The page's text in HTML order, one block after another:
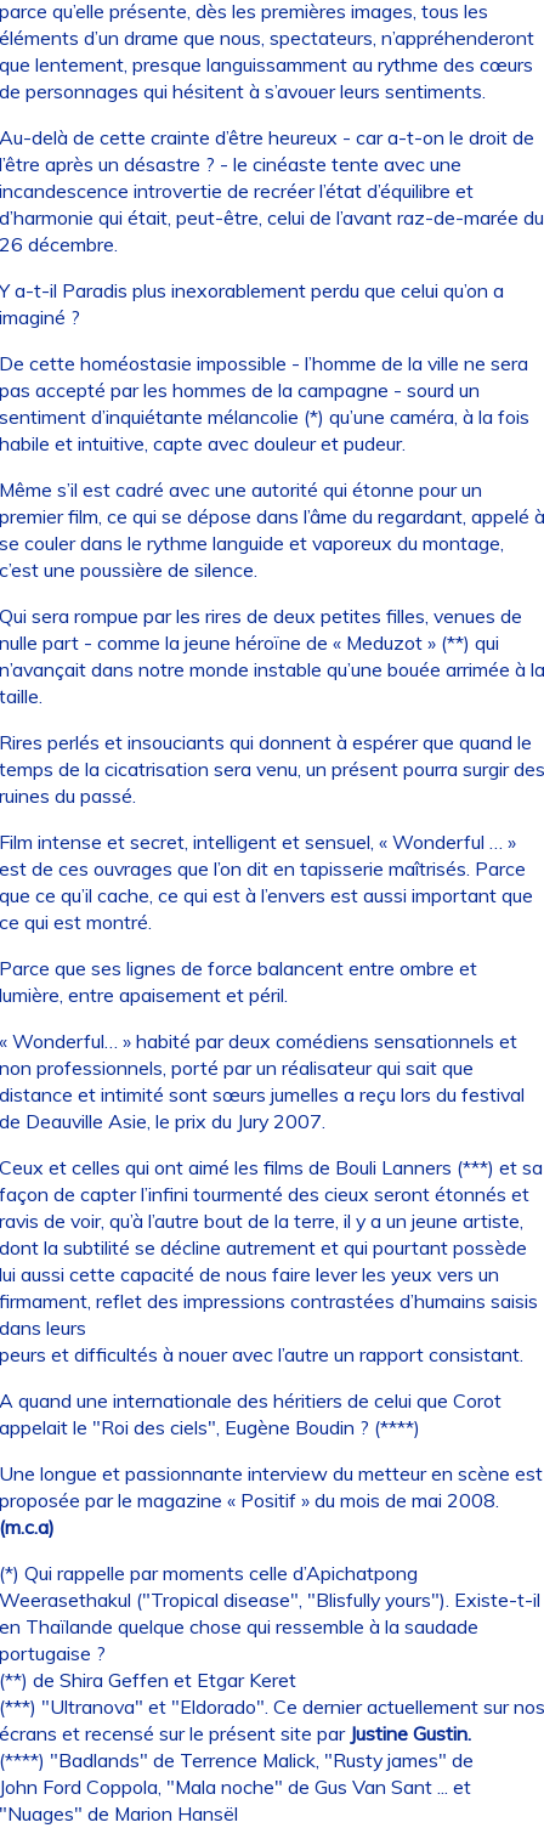
qu’elle présente, dès les premières images, tous les
d’un drame que nous, spectateurs, n’appréhenderont
lentement, presque languissamment au rythme des cœurs
personnages qui hésitent à s’avouer leurs sentiments.
delà de cette crainte d’être heureux - car a-t-on le droit de
après un désastre ? - le cinéaste tente avec une
introvertie de recréer l’état d’équilibre et
qui était, peut-être, celui de l’avant raz-de-marée du
décembre.
a-t-il Paradis plus inexorablement perdu que celui qu’on a
?
cette homéostasie impossible - l’homme de la ville ne sera
accepté par les hommes de la campagne - sourd un
d’inquiétante mélancolie (*) qu’une caméra, à la fois
et intuitive, capte avec douleur et pudeur.
s’il est cadré avec une autorité qui étonne pour un
film, ce qui se dépose dans l’âme du regardant, appelé à
couler dans le rythme languide et vaporeux du montage,
une poussière de silence.
sera rompue par les rires de deux petites filles, venues de
part - comme la jeune héroïne de « Meduzot » (**) qui
dans notre monde instable qu’une bouée arrimée à la
perlés et insouciants qui donnent à espérer que quand le
de la cicatrisation sera venu, un présent pourra surgir des
du passé.
intense et secret, intelligent et sensuel, « Wonderful … »
de ces ouvrages que l’on dit en tapisserie maîtrisés. Parce
ce qu’il cache, ce qui est à l’envers est aussi important que
qui est montré.
que ses lignes de force balancent entre ombre et
entre apaisement et péril.
Wonderful… » habité par deux comédiens sensationnels et
professionnels, porté par un réalisateur qui sait que
et intimité sont sœurs jumelles a reçu lors du festival
Deauville Asie, le prix du Jury 2007.
et celles qui ont aimé les films de Bouli Lanners (***) et sa
de capter l’infini tourmenté des cieux seront étonnés et
de voir, qu’à l’autre bout de la terre, il y a un jeune artiste,
la subtilité se décline autrement et qui pourtant possède
aussi cette capacité de nous faire lever les yeux vers un
reflet des impressions contrastées d’humains saisis
leurs
et difficultés à nouer avec l’autre un rapport consistant.
quand une internationale des héritiers de celui que Corot
le "Roi des ciels", Eugène Boudin ? (****)
longue et passionnante interview du metteur en scène est
par le magazine « Positif » du mois de mai 2008.
Qui rappelle par moments celle d’Apichatpong
("Tropical disease", "Blisfully yours"). Existe-t-il
Thaïlande quelque chose qui ressemble à la saudade
?
de Shira Geffen et Etgar Keret
"Ultranova" et "Eldorado". Ce dernier actuellement sur nos
et recensé sur le présent site par Justine Gustin.
"Badlands" de Terrence Malick, "Rusty james" de
Ford Coppola, "Mala noche" de Gus Van Sant ... et
de Marion Hansël